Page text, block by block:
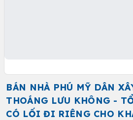
BÁN NHÀ PHÚ MỸ DÂN
THOÁNG LƯU KHÔNG -
CÓ LỐI ĐI RIÊNG CHO